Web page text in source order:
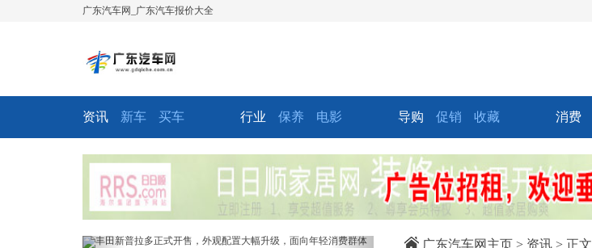
广东汽车网_广东汽车报价大全
资讯 新车 买车 行业 保养 电影 导购 促销 收藏 消费
Previous Next 广东汽车网主页 > 资讯 > 正